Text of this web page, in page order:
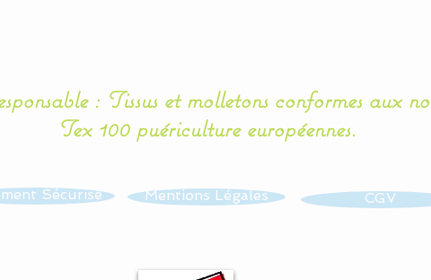
: Tissus et molletons conformes aux
Tex 100 puériculture européennes.
Sécurisé Mentions Légales CGV